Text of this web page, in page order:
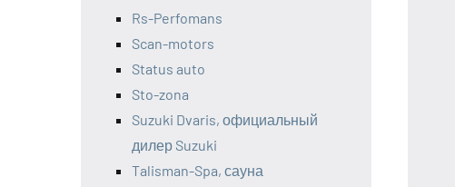
Rs-Perfomans
Scan-motors
Status auto
Sto-zona
Suzuki Dvaris, официальный
дилер Suzuki
Talisman-Spa, сауна